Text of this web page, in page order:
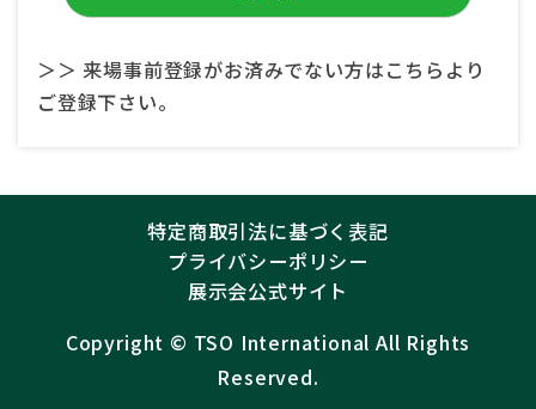
＞＞ 来場事前登録がお済みでない方はこちらより
ご登録下さい。
特定商取引法に基づく表記
プライバシーポリシー
展示会公式サイト
Copyright ©︎ TSO International All Rights
Reserved.